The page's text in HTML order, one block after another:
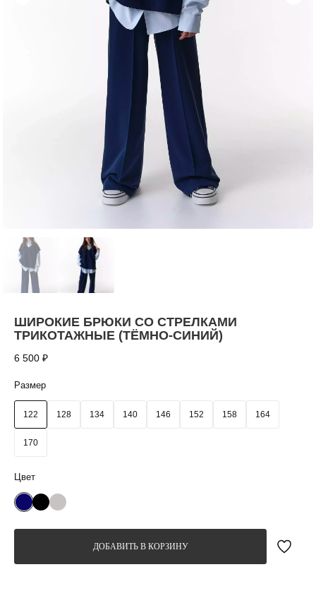
ШИРОКИЕ БРЮКИ СО СТРЕЛКАМИ
ТРИКОТАЖНЫЕ (ТЁМНО-СИНИЙ)
6 500 ₽
Размер
122 128 134 140 146 152 158 164
170
ДОБАВИТЬ В КОРЗИНУ